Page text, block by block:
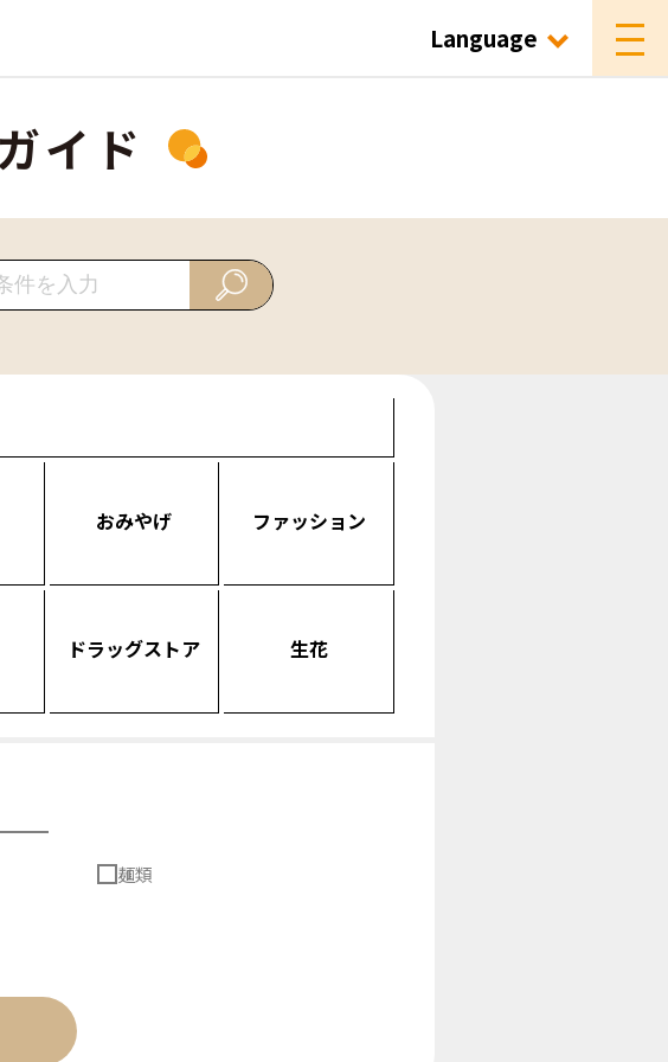
Language
イド
おみやげ ファッション
ドラッグストア 生花
麺類